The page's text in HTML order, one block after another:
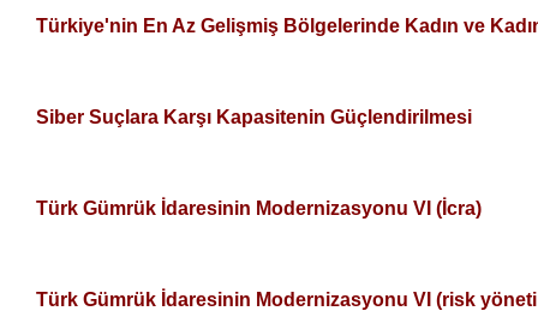
Türkiye'nin En Az Gelişmiş Bölgelerinde Kadın ve
Siber Suçlara Karşı Kapasitenin Güçlendirilmesi
Türk Gümrük İdaresinin Modernizasyonu VI (İcra)
Türk Gümrük İdaresinin Modernizasyonu VI (risk